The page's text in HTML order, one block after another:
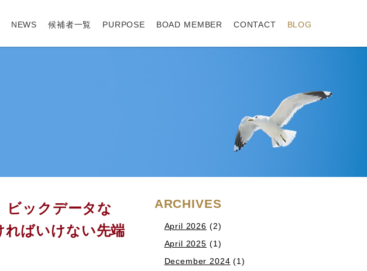
NEWS 候補者一覧 PURPOSE BOAD MEMBER CONTACT BLOG
ビックデータな
ればいけない先端
ARCHIVES
April 2026 (2)
April 2025 (1)
December 2024 (1)